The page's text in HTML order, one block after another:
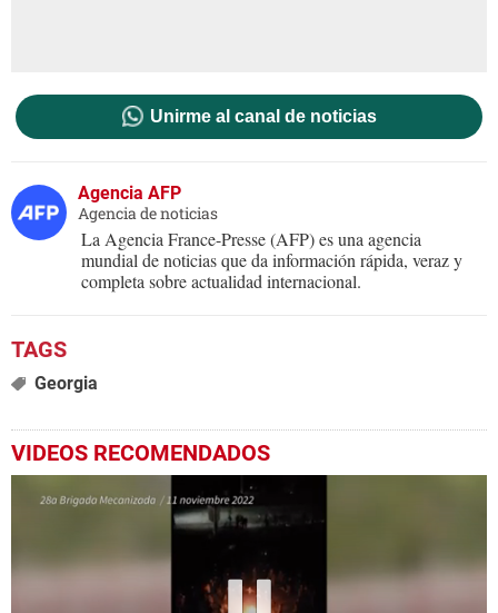
Unirme al canal de noticias
Agencia AFP
Agencia de noticias
La Agencia France-Presse (AFP) es una agencia
mundial de noticias que da información rápida, veraz y
completa sobre actualidad internacional.
Georgia
VIDEOS RECOMENDADOS